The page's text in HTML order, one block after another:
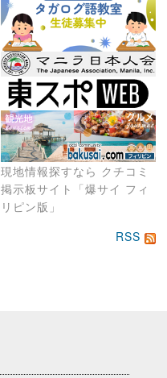
現地情報探すなら クチコミ
掲示板サイト「爆サイ フィ
リピン版」
RSS